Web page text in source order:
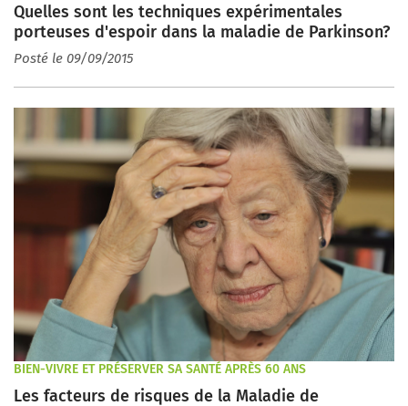
Quelles sont les techniques expérimentales
porteuses d'espoir dans la maladie de Parkinson?
Posté le 09/09/2015
BIEN-VIVRE ET PRÉSERVER SA SANTÉ APRÈS 60 ANS
Les facteurs de risques de la Maladie de